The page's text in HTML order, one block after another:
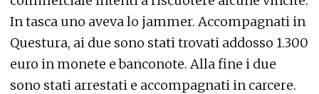
In tasca uno aveva lo jammer. Accompagnati in
Questura, ai due sono stati trovati addosso 1.300
euro in monete e banconote. Alla fine i due
sono stati arrestati e accompagnati in carcere.